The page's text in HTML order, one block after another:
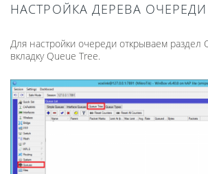
НАСТРОЙКА ДЕРЕВА ОЧЕРЕДИ
Для настройки очереди открываем
вкладку Queue Tree.